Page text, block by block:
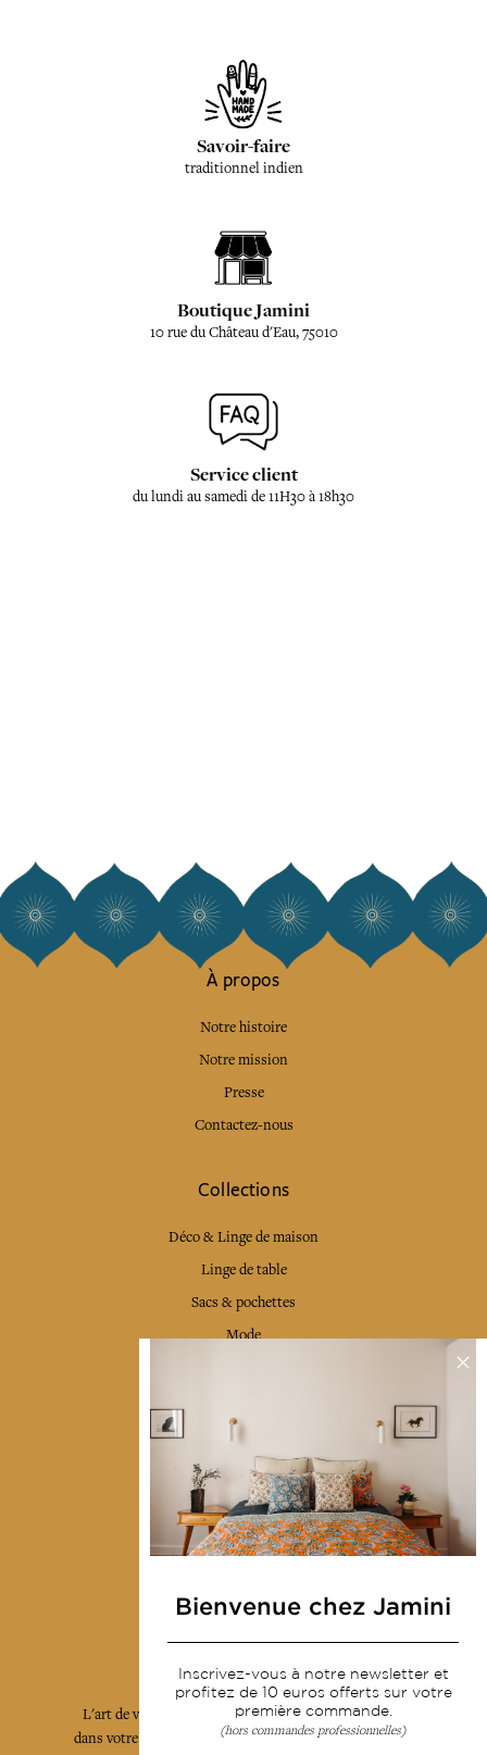
Savoir-faire
traditionnel indien
Boutique Jamini
10 rue du Château d'Eau, 75010
Service client
du lundi au samedi de 11H30 à 18h30
À propos
Notre histoire
Notre mission
Presse
Contactez-nous
Collections
Déco & Linge de maison
Linge de table
Sacs & pochettes
Mode
Livraison & retour
CGV
Devenir revendeur
Notre communauté
L'art de vivre JAMINI raconté avec poésie et élégance
dans votre boîte mail. Inscrivez vous à notre newsletter
Bienvenue chez Jamini
Inscrivez-vous à notre newsletter et
profitez de 10 euros offerts sur votre
première commande.
(hors commandes professionnelles)